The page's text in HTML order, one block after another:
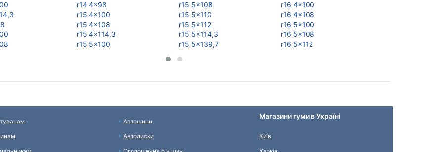
r14 4x98
r15 4x100
r15 4x108
r15 4x114,3
r15 5x100
r15 5x108
r15 5x110
r15 5x112
r15 5x114,3
r15 5x139,7
r16 4x100
r16 4x108
r16 5x100
r16 5x108
r16 5x112
Автошини
Автодиски
Магазини гуми в Україні
Київ